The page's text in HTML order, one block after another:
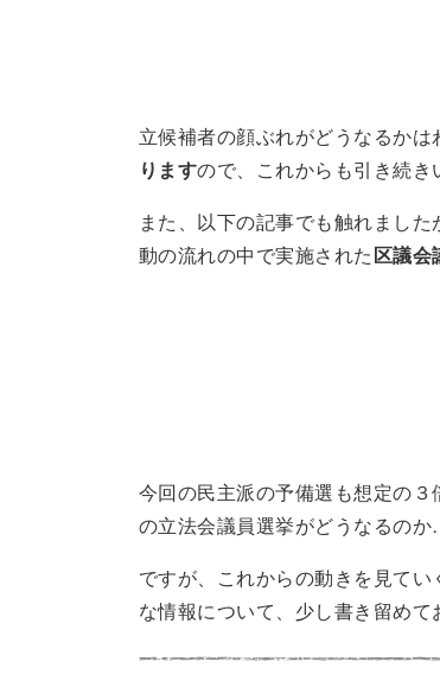
立候補者の顔ぶれがどうなるか
りますので、これからも引き続き
また、以下の記事でも触れまし
動の流れの中で実施された区議会
今回の民主派の予備選も想定の
の立法会議員選挙がどうなるの
ですが、これからの動きを見て
な情報について、少し書き留めて